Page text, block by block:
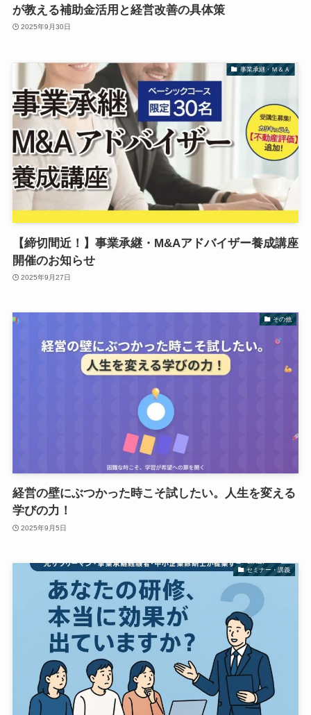
が教える補助金活用と経営改善の具体策
2025年9月30日
事業承継・Ｍ＆Ａ
【締切間近！】事業承継・M&Aアドバイザー養成講座
開催のお知らせ
2025年9月27日
その他
経営の壁にぶつかった時こそ試したい。人生を変える
学びの力！
2025年9月5日
セミナー・講義